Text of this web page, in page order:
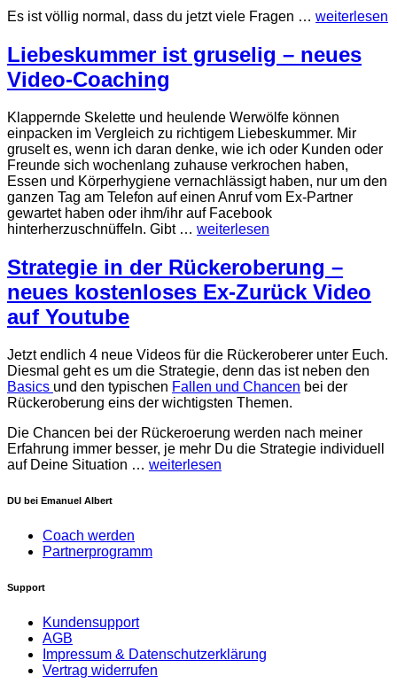
Es ist völlig normal, dass du jetzt viele Fragen … weiterlesen
Liebeskummer ist gruselig – neues
Video-Coaching
Klappernde Skelette und heulende Werwölfe können
einpacken im Vergleich zu richtigem Liebeskummer. Mir
gruselt es, wenn ich daran denke, wie ich oder Kunden oder
Freunde sich wochenlang zuhause verkrochen haben,
Essen und Körperhygiene vernachlässigt haben, nur um den
ganzen Tag am Telefon auf einen Anruf vom Ex-Partner
gewartet haben oder ihm/ihr auf Facebook
hinterherzuschnüffeln. Gibt … weiterlesen
Strategie in der Rückeroberung –
neues kostenloses Ex-Zurück Video
auf Youtube
Jetzt endlich 4 neue Videos für die Rückeroberer unter Euch.
Diesmal geht es um die Strategie, denn das ist neben den
Basics und den typischen Fallen und Chancen bei der
Rückeroberung eins der wichtigsten Themen.
Die Chancen bei der Rückeroerung werden nach meiner
Erfahrung immer besser, je mehr Du die Strategie individuell
auf Deine Situation … weiterlesen
DU bei Emanuel Albert
Coach werden
Partnerprogramm
Support
Kundensupport
AGB
Impressum & Datenschutzerklärung
Vertrag widerrufen